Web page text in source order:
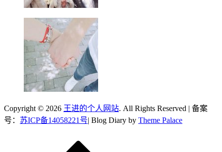
Copyright © 2026 王进的个人网站. All Rights Reserved | 备案
号： 苏ICP备14058221号 | Blog Diary by Theme Palace